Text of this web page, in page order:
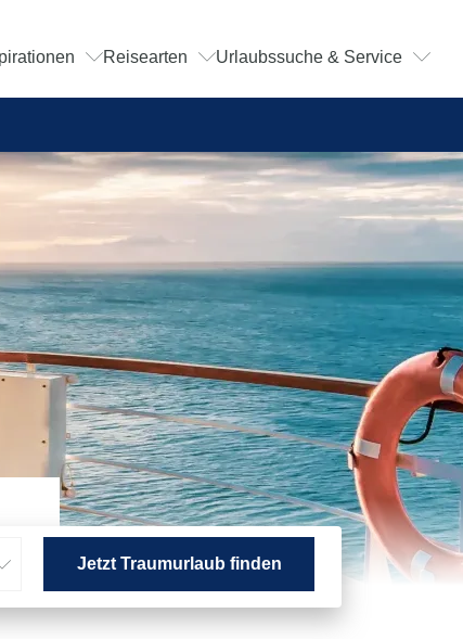
Reisearten Urlaubssuche & Service
Jetzt Traumurlaub finden